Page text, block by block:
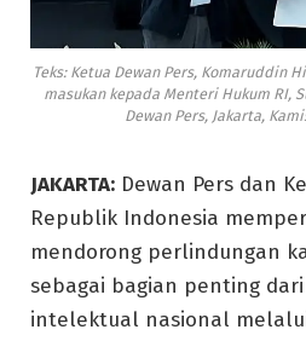
Teks: Ketua Dewan Pers, Komaruddin
masukan kepada Menteri Hukum RI,
Dewan Pers, Jakarta,
JAKARTA: Dewan Pers dan
Republik Indonesia
mendorong perlindungan
sebagai bagian penting
intelektual nasional